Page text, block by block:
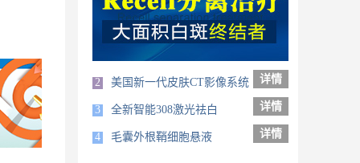
3 全新智能308激光祛白 详情
4 毛囊外根鞘细胞悬液 详情